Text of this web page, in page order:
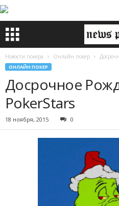
Новости покера Онлайн покер
ОНЛАЙН ПОКЕР
Досрочное
PokerStars
18 ноября, 2015 0